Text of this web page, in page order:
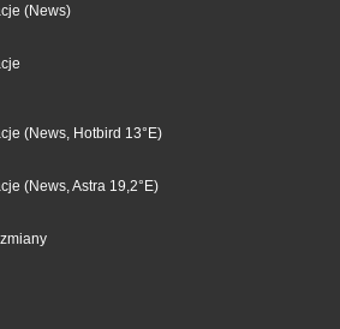
(News)
(News, Hotbird 13°E)
(News, Astra 19,2°E)